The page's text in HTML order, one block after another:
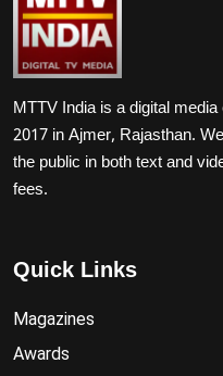
MTTV India is a digital
2017 in Ajmer, Rajasthan.
the public in both text and
fees.
Quick Links
Magazines
Awards